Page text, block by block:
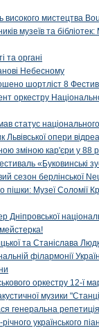
високого мистецтва
музеїв та
та органі
Небесному
шортліст 8
оркестру
статус національного
Львівської опери
зміною кар'єри у 88
«Буковинські
сезон берлінської
пішки: Музеї Соломії
Дніпровської
та Станіслава
філармонії
оркестру 12-ї
музики
генеральна
українського